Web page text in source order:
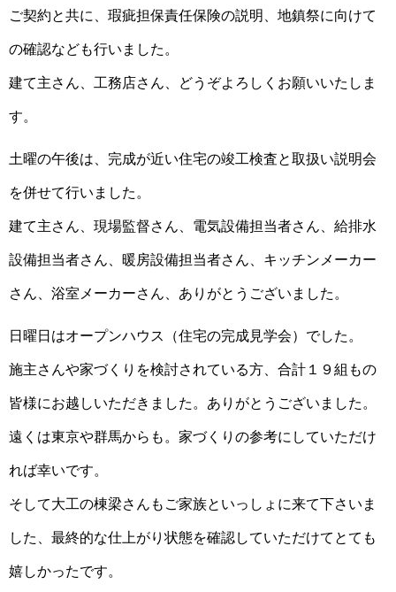
ご契約と共に、瑕疵担保責任保険の説明、地鎮祭に向けて
の確認なども行いました。
建て主さん、工務店さん、どうぞよろしくお願いいたしま
す。
土曜の午後は、完成が近い住宅の竣工検査と取扱い説明会
を併せて行いました。
建て主さん、現場監督さん、電気設備担当者さん、給排水
設備担当者さん、暖房設備担当者さん、キッチンメーカー
さん、浴室メーカーさん、ありがとうございました。
日曜日はオープンハウス（住宅の完成見学会）でした。
施主さんや家づくりを検討されている方、合計１９組もの
皆様にお越しいただきました。ありがとうございました。
遠くは東京や群馬からも。家づくりの参考にしていただけ
れば幸いです。
そして大工の棟梁さんもご家族といっしょに来て下さいま
した、最終的な仕上がり状態を確認していただけてとても
嬉しかったです。